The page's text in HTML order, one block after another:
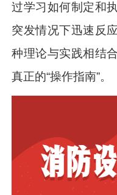
过学习如何制定和
突发情况下迅速反
种理论与实践相结
真正的“操作指南”。